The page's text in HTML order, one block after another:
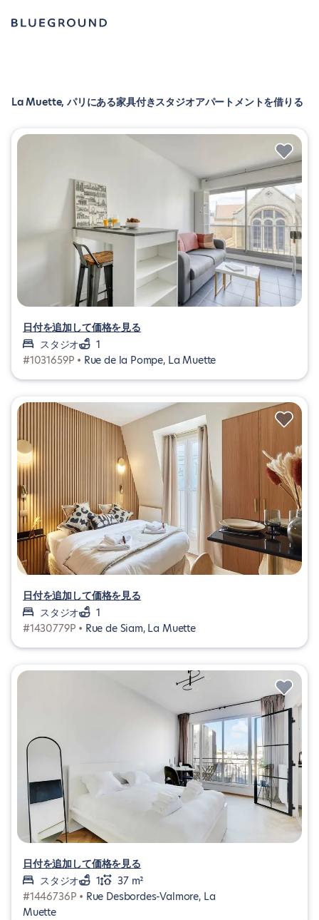
La Muette, パリにある家具付きスタジオアパートメントを借りる
日付を追加して価格を見る
スタジオ
1
#1031659P • Rue de la Pompe, La Muette
日付を追加して価格を見る
スタジオ
1
#1430779P • Rue de Siam, La Muette
日付を追加して価格を見る
スタジオ
1
37 m²
#1446736P • Rue Desbordes-Valmore, La
Muette